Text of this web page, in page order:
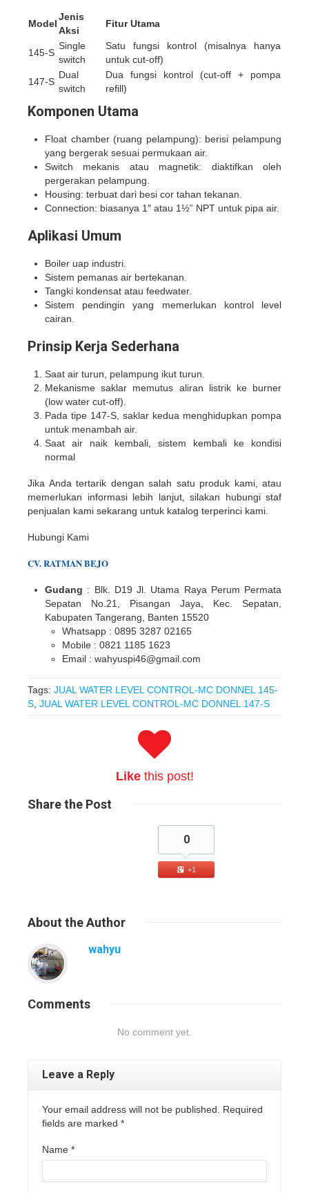
Model
Jenis
Aksi
Fitur Utama
145-S
Single
switch
Satu fungsi kontrol (misalnya hanya
untuk cut-off)
147-S
Dual
switch
Dua fungsi kontrol (cut-off + pompa
refill)
Komponen Utama
Float chamber (ruang pelampung): berisi pelampung
yang bergerak sesuai permukaan air.
Switch mekanis atau magnetik: diaktifkan oleh
pergerakan pelampung.
Housing: terbuat dari besi cor tahan tekanan.
Connection: biasanya 1″ atau 1½” NPT untuk pipa air.
Aplikasi Umum
Boiler uap industri.
Sistem pemanas air bertekanan.
Tangki kondensat atau feedwater.
Sistem pendingin yang memerlukan kontrol level
cairan.
Prinsip Kerja Sederhana
Saat air turun, pelampung ikut turun.
Mekanisme saklar memutus aliran listrik ke burner
(low water cut-off).
Pada tipe 147-S, saklar kedua menghidupkan pompa
untuk menambah air.
Saat air naik kembali, sistem kembali ke kondisi
normal
Jika Anda tertarik dengan salah satu produk kami, atau
memerlukan informasi lebih lanjut, silakan hubungi staf
penjualan kami sekarang untuk katalog terperinci kami.
Hubungi Kami
CV. RATMAN BEJO
Gudang : Blk. D19 Jl. Utama Raya Perum Permata
Sepatan No.21, Pisangan Jaya, Kec. Sepatan,
Kabupaten Tangerang, Banten 15520
Whatsapp : 0895 3287 02165
Mobile : 0821 1185 1623
Email : wahyuspi46@gmail.com
Tags: JUAL WATER LEVEL CONTROL-MC DONNEL 145-
S JUAL WATER LEVEL CONTROL-MC DONNEL 147-S
Likethis post!
Sharethe Post
0
+1
About the Author
wahyu
Comments
No comment yet.
Leave a Reply
Your email address will not be published. Required
fields are marked *
Name *